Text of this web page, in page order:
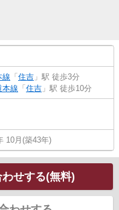
線 「 住吉 」駅 徒歩3分
本線 「 住吉 」駅 徒歩10分
10月(築43年)
せする(無料)